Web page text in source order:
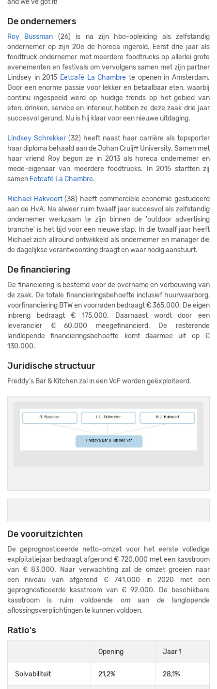
and we've got it!"
De ondernemers
Roy Bussman (26) is na zijn hbo-opleiding als zelfstandig
ondernemer op zijn 20e de horeca ingerold. Eerst drie jaar als
foodtruck ondernemer met meerdere foodtrucks op allerlei grote
evenementen en festivals om vervolgens samen met zijn partner
Lindsey in 2015 Eetcafé La Chambre te openen in Amsterdam.
Door een enorme passie voor lekker en betaalbaar eten, waarbij
continu ingespeeld werd op huidige trends op het gebied van
eten, drinken, service en interieur, hebben ze deze zaak drie jaar
succesvol gerund. Nu is hij klaar voor een nieuwe uitdaging.
Lindsey Schrekker(32) heeft naast haar carrière als topsporter
haar diploma behaald aan de Johan Cruijff University. Samen met
haar vriend Roy begon ze in 2013 als horeca ondernemer en
mede-eigenaar van meerdere foodtrucks. In 2015 startten zij
samen Eetcafé La Chambre.
Michael Hakvoort(38) heeft commerciële economie gestudeerd
aan de HvA. Na alweer ruim twaalf jaar succesvol als zelfstandig
ondernemer werkzaam te zijn binnen de 'outdoor advertising
branche' is het tijd voor een nieuwe stap. In die twaalf jaar heeft
Michael zich allround ontwikkeld als ondernemer en manager die
de dagelijkse verantwoording draagt en waar nodig aanstuurt.
De financiering
De financiering is bestemd voor de overname en verbouwing van
de zaak. De totale financieringsbehoefte inclusief huurwaarborg,
voorfinanciering BTW en voorraden bedraagt € 365.000. De eigen
inbreng bedraagt € 175.000. Daarnaast wordt door een
leverancier € 60.000 meegefinancierd. De resterende
landlopende financieringsbehoefte komt daarmee uit op €
130.000.
Juridische structuur
Freddy's Bar & Kitchen zal in een VoF worden geëxploiteerd.
De vooruitzichten
De geprognosticeerde netto-omzet voor het eerste volledige
exploitatiejaar bedraagt afgerond € 720.000 met een kasstroom
van € 83.000. Naar verwachting zal de omzet groeien naar
een niveau van afgerond € 741.000 in 2020 met een
geprognosticeerde kasstroom van € 92.000. De beschikbare
kasstroom is ruim voldoende om aan de langlopende
aflossingsverplichtingen te kunnen voldoen.
Ratio's
Opening Jaar 1
Solvabiliteit 21,2% 28,1%